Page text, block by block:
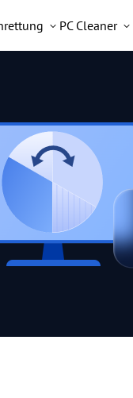
PC Cleaner